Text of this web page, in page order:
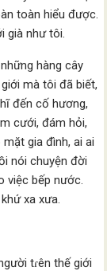
toàn hiểu được.
già như tôi.
hàng cây
mà tôi đã biết,
đến cố hương,
cưới, đám hỏi,
gia đình, ai ai
nói chuyện đời
việc bếp nước.
xa xưa.
tɾên thế giới